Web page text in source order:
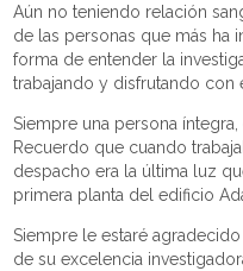
Aún no teniendo relación
de las personas que más ha
forma de entender la
trabajando y disfrutando con
Siempre una persona
Recuerdo que cuando
despacho era la última luz
primera planta del edificio
Siempre le estaré
de su excelencia